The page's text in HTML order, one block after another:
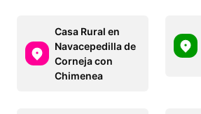
Casa Rural en
Navacepedilla de
Corneja con
Chimenea